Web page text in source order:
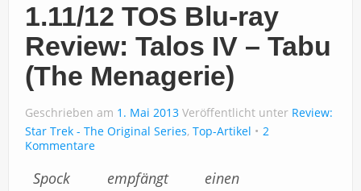
Kinofilme
Blu-ray / 4K
Über uns
Impressum
1.11/12 TOS Blu-ray
Review: Talos IV – Tabu
(The Menagerie)
Geschrieben am 1. Mai 2013 Veröffentlicht unter Review:
Star Trek - The Original Series, Top-Artikel
2
Kommentare
Spock empfängt einen